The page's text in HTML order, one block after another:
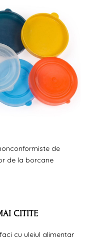
de
de la borcane
CITITE
cu uleiul alimentar